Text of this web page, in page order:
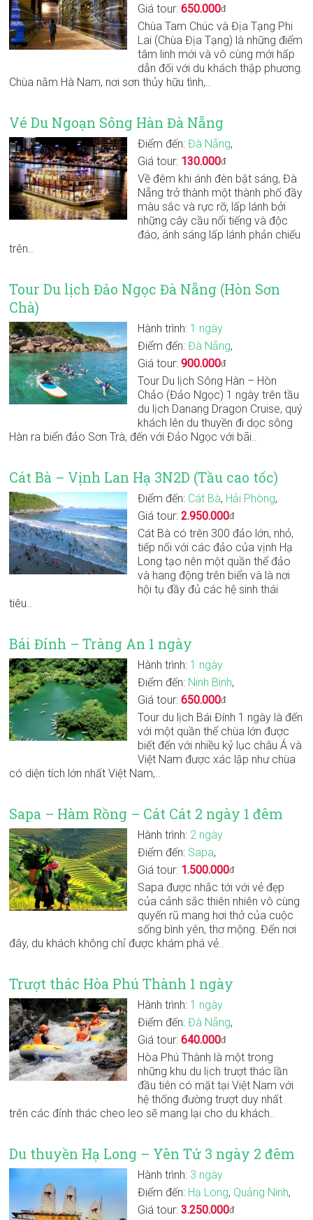
Giá tour: 650.000đ
Chùa Tam Chúc và Địa Tạng Phi
Lai (Chùa Địa Tạng) là những điểm
tâm linh mới và vô cùng mới hấp
dẫn đối với du khách thập phương.
Chùa nằm Hà Nam, nơi sơn thủy hữu tình,..
Vé Du Ngoạn Sông Hàn Đà Nẵng
Điểm đến: Đà Nẵng,
Giá tour: 130.000đ
Về đêm khi ánh đèn bật sáng, Đà
Nẵng trở thành một thành phố đầy
màu sắc và rực rỡ, lấp lánh bởi
những cây cầu nổi tiếng và độc
đáo, ánh sáng lấp lánh phản chiếu
trên..
Tour Du lịch Đảo Ngọc Đà Nẵng (Hòn Sơn
Chà)
Hành trình: 1 ngày
Điểm đến: Đà Nẵng,
Giá tour: 900.000đ
Tour Du lịch Sông Hàn – Hòn
Chảo (Đảo Ngọc) 1 ngày trên tầu
du lịch Danang Dragon Cruise, quý
khách lên du thuyền đi dọc sông
Hàn ra biển đảo Sơn Trà, đến với Đảo Ngọc với bãi..
Cát Bà – Vịnh Lan Hạ 3N2D (Tầu cao tốc)
Điểm đến: Cát Bà, Hải Phòng,
Giá tour: 2.950.000đ
Cát Bà có trên 300 đảo lớn, nhỏ,
tiếp nối với các đảo của vịnh Hạ
Long tạo nên một quần thể đảo
và hang động trên biển và là nơi
hội tụ đầy đủ các hệ sinh thái
tiêu..
Bái Đính – Tràng An 1 ngày
Hành trình: 1 ngày
Điểm đến: Ninh Bình,
Giá tour: 650.000đ
Tour du lịch Bái Đính 1 ngày là đến
với một quần thể chùa lớn được
biết đến với nhiều kỷ lục châu Á và
Việt Nam được xác lập như chùa
có diện tích lớn nhất Việt Nam,..
Sapa – Hàm Rồng – Cát Cát 2 ngày 1 đêm
Hành trình: 2 ngày
Điểm đến: Sapa,
Giá tour: 1.500.000đ
Sapa được nhắc tới với vẻ đẹp
của cảnh sắc thiên nhiên vô cùng
quyến rũ mang hơi thở của cuộc
sống bình yên, thơ mộng. Đến nơi
đây, du khách không chỉ được khám phá vẻ..
Trượt thác Hòa Phú Thành 1 ngày
Hành trình: 1 ngày
Điểm đến: Đà Nẵng,
Giá tour: 640.000đ
Hòa Phú Thành là một trong
những khu du lịch trượt thác lần
đầu tiên có mặt tại Việt Nam với
hệ thống đường trượt duy nhất
trên các đỉnh thác cheo leo sẽ mang lại cho du khách..
Du thuyền Hạ Long – Yên Tử 3 ngày 2 đêm
Hành trình: 3 ngày
Điểm đến: Hạ Long, Quảng Ninh,
Giá tour: 3.250.000đ